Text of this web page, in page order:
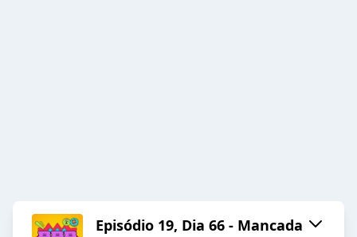
Episódio 19, Dia 66 - Mancada